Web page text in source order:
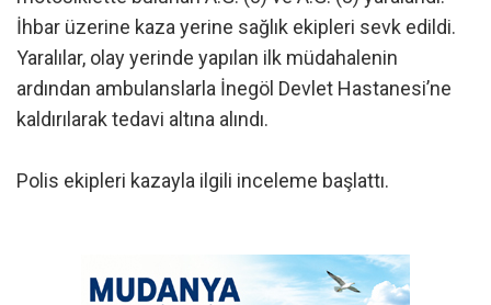
İhbar üzerine kaza yerine sağlık ekipleri sevk edildi.
Yaralılar, olay yerinde yapılan ilk müdahalenin
ardından ambulanslarla İnegöl Devlet Hastanesi’ne
kaldırılarak tedavi altına alındı.
Polis ekipleri kazayla ilgili inceleme başlattı.